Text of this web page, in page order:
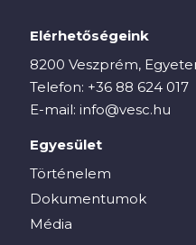
Elérhetőségeink
8200 Veszprém,
Telefon: +36 88 624 017
E-mail: info@vesc.hu
Egyesület
Történelem
Dokumentumok
Média